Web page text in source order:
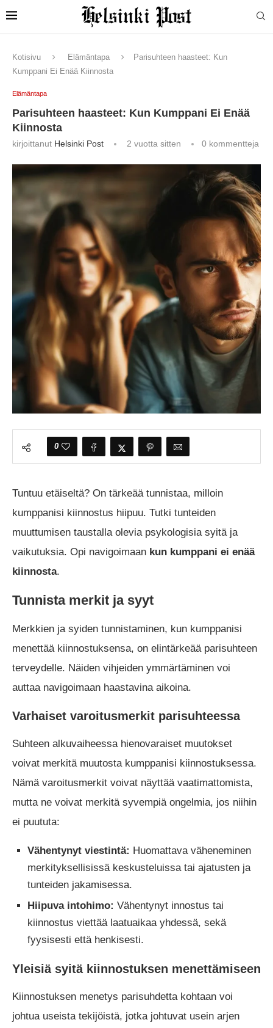
Kotisivu Elämäntapa
Parisuhteen haasteet: Kun
Kumppani Ei Enää Kiinnosta
Elämäntapa
Parisuhteen haasteet: Kun Kumppani Ei Enää
Kiinnosta
kirjoittanut Helsinki Post 2 vuotta sitten 0 kommentteja
0
Tuntuu etäiseltä? On tärkeää tunnistaa, milloin
kumppanisi kiinnostus hiipuu. Tutki tunteiden
muuttumisen taustalla olevia psykologisia syitä ja
vaikutuksia. Opi navigoimaan kun kumppani ei enää
kiinnosta.
Tunnista merkit ja syyt
Merkkien ja syiden tunnistaminen, kun kumppanisi
menettää kiinnostuksensa, on elintärkeää parisuhteen
terveydelle. Näiden vihjeiden ymmärtäminen voi
auttaa navigoimaan haastavina aikoina.
Varhaiset varoitusmerkit parisuhteessa
Suhteen alkuvaiheessa hienovaraiset muutokset
voivat merkitä muutosta kumppanisi kiinnostuksessa.
Nämä varoitusmerkit voivat näyttää vaatimattomista,
mutta ne voivat merkitä syvempiä ongelmia, jos niihin
ei puututa:
Vähentynyt viestintä: Huomattava väheneminen
merkityksellisissä keskusteluissa tai ajatusten ja
tunteiden jakamisessa.
Hiipuva intohimo: Vähentynyt innostus tai
kiinnostus viettää laatuaikaa yhdessä, sekä
fyysisesti että henkisesti.
Yleisiä syitä kiinnostuksen menettämiseen
Kiinnostuksen menetys parisuhdetta kohtaan voi
johtua useista tekijöistä, jotka johtuvat usein arjen